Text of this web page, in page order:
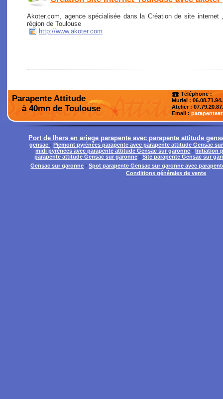
Akoter.com, agence spécialisée dans la Création de site
région de Toulouse
http://www.akoter.com
Parapente Attitude
à 40mn de Toulouse
Téléphone :
Muriel :
Atelier:
Email :
Port de lhers en ariege parapente avec parapente attitude
gensac- Piemont pyrénées parapente avec parapente attitude Gensac
midi pyrénées avec parapente attitude Gensac sur garonne - Initiation
parapente attitude Gensac sur garonne - Site parapente Gensac sur
Gensac sur garonne -Spot parapente Gensac sur garonne avec
Conditions générales de vente